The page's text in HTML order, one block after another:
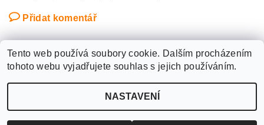
Přidat komentář
WANTED SPORT PARDUBICE , všechna práva vyhrazena
cookies
Tento web používá soubory cookie. Dalším procházením
tohoto webu vyjadřujete souhlas s jejich používáním.
NASTAVENÍ